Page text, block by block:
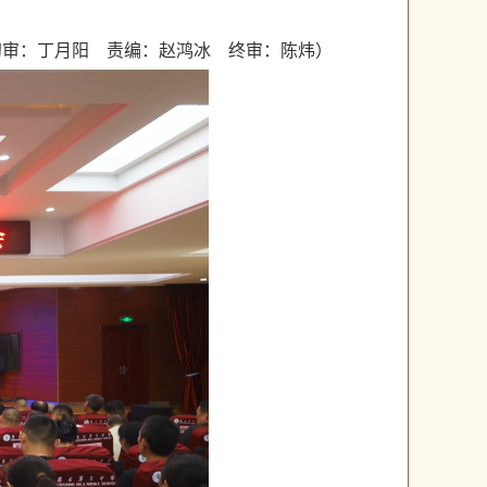
审：丁月阳 责编：赵鸿冰 终审：陈炜）